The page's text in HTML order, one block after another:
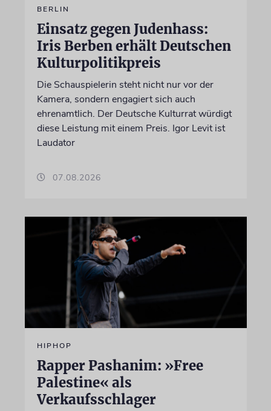
BERLIN
Einsatz gegen Judenhass:
Iris Berben erhält Deutschen
Kulturpolitikpreis
Die Schauspielerin steht nicht nur vor der
Kamera, sondern engagiert sich auch
ehrenamtlich. Der Deutsche Kulturrat würdigt
diese Leistung mit einem Preis. Igor Levit ist
Laudator
07.08.2026
HIPHOP
Rapper Pashanim: »Free
Palestine« als
Verkaufsschlager